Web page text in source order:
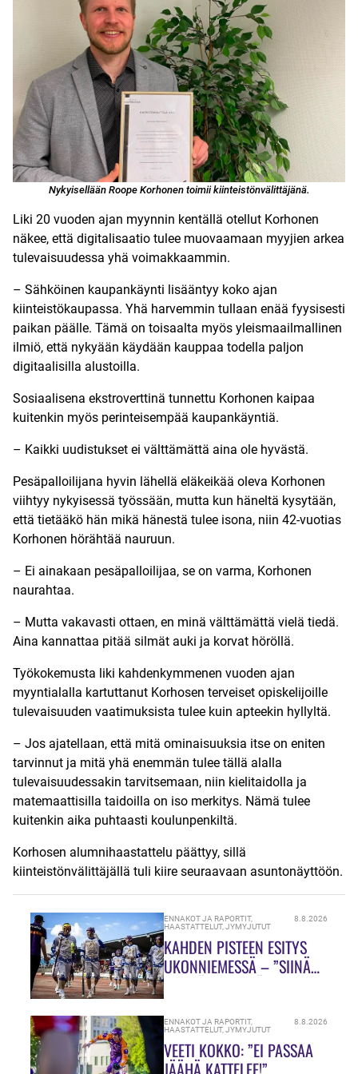
Nykyisellään Roope Korhonen toimii kiinteistönvälittäjänä.
Liki 20 vuoden ajan myynnin kentällä otellut Korhonen
näkee, että digitalisaatio tulee muovaamaan myyjien arkea
tulevaisuudessa yhä voimakkaammin.
– Sähköinen kaupankäynti lisääntyy koko ajan
kiinteistökaupassa. Yhä harvemmin tullaan enää fyysisesti
paikan päälle. Tämä on toisaalta myös yleismaailmallinen
ilmiö, että nykyään käydään kauppaa todella paljon
digitaalisilla alustoilla.
Sosiaalisena ekstroverttinä tunnettu Korhonen kaipaa
kuitenkin myös perinteisempää kaupankäyntiä.
– Kaikki uudistukset ei välttämättä aina ole hyvästä.
Pesäpalloilijana hyvin lähellä eläkeikää oleva Korhonen
viihtyy nykyisessä työssään, mutta kun häneltä kysytään,
että tietääkö hän mikä hänestä tulee isona, niin 42-vuotias
Korhonen hörähtää nauruun.
– Ei ainakaan pesäpalloilijaa, se on varma, Korhonen
naurahtaa.
– Mutta vakavasti ottaen, en minä välttämättä vielä tiedä.
Aina kannattaa pitää silmät auki ja korvat höröllä.
Työkokemusta liki kahdenkymmenen vuoden ajan
myyntialalla kartuttanut Korhosen terveiset opiskelijoille
tulevaisuuden vaatimuksista tulee kuin apteekin hyllyltä.
– Jos ajatellaan, että mitä ominaisuuksia itse on eniten
tarvinnut ja mitä yhä enemmän tulee tällä alalla
tulevaisuudessakin tarvitsemaan, niin kielitaidolla ja
matemaattisilla taidoilla on iso merkitys. Nämä tulee
kuitenkin aika puhtaasti koulunpenkiltä.
Korhosen alumnihaastattelu päättyy, sillä
kiinteistönvälittäjällä tuli kiire seuraavaan asuntonäyttöön.
ENNAKOT JA RAPORTIT,
HAASTATTELUT,JYMYJUTUT
8.8.2026
KAHDEN PISTEEN ESITYS
UKONNIEMESSÄ – ”SIINÄ
ENNAKOT JA RAPORTIT,
HAASTATTELUT,JYMYJUTUT
8.8.2026
VEETI KOKKO: ”EI PASSAA
JÄÄHÄ KATTELEE!”